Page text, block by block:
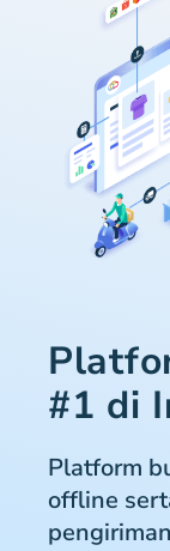
#1 di
Platform
offline